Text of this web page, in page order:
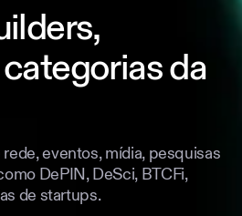
da
eventos, mídia, pesquisas
DePIN, DeSci, BTCFi,
de startups.